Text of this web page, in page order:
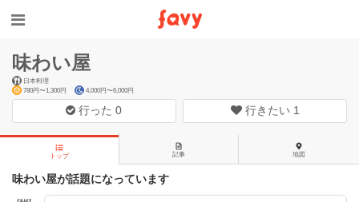
味わい屋
日本料理
780円〜1,300円
4,000円〜6,000円
行った0 行きたい 1
トップ 記事 地図
味わい屋が話題になっています